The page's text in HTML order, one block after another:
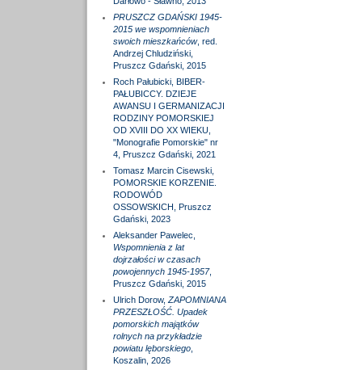
PRUSZCZ GDAŃSKI 1945-
2015 we wspomnieniach
swoich mieszkańców, red.
Andrzej Chludziński,
Pruszcz Gdański, 2015
Roch Pałubicki, BIBER-
PAŁUBICCY. DZIEJE
AWANSU I GERMANIZACJI
RODZINY POMORSKIEJ
OD XVIII DO XX WIEKU,
"Monografie Pomorskie" nr
4, Pruszcz Gdański, 2021
Tomasz Marcin Cisewski,
POMORSKIE KORZENIE.
RODOWÓD
OSSOWSKICH, Pruszcz
Gdański, 2023
Aleksander Pawelec,
Wspomnienia z lat
dojrzałości w czasach
powojennych 1945-1957,
Pruszcz Gdański, 2015
Ulrich Dorow, ZAPOMNIANA
PRZESZŁOŚĆ. Upadek
pomorskich majątków
rolnych na przykładzie
powiatu lęborskiego,
Koszalin, 2026